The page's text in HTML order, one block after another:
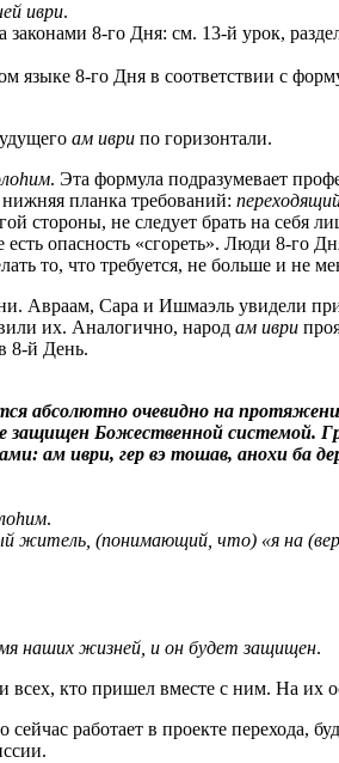
иври.
законами 8-го Дня: см. 13-й урок,
языке 8-го Дня в соответствии с
ам иври по горизонтали.
. Эта формула подразумевает
планка требований:
стороны, не следует брать на себя
опасность «сгореть». Люди 8-го
то, что требуется, не больше и не
Авраам, Сара и Ишмаэль увидели
их. Аналогично, народ ам иври
8-й День.
абсолютно очевидно на
защищен Божественной системой.
ам иври, гер вэ тошав, анохи ба
.
житель, (понимающий, что) «я на
наших жизней, и он будет защищен.
всех, кто пришел вместе с ним. На их
сейчас работает в проекте перехода,